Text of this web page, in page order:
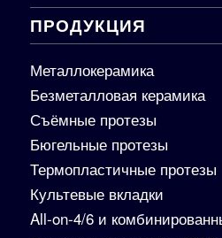
ПРОДУКЦИЯ
Металлокерамика
Безметалловая керамика
Съёмные протезы
Бюгельные протезы
Термопластичные протезы
Культевые вкладки
All-on-4/6 и